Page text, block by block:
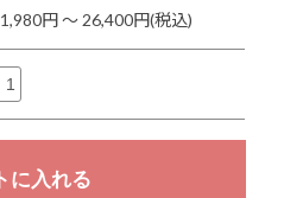
1,980円 ～ 26,400円(税込)